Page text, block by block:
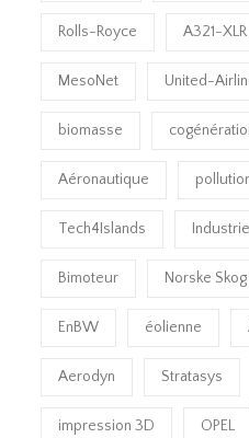
Rolls-Royce A321-XLR
MesoNet United-
biomasse
Aéronautique
Tech4Islands
Bimoteur Norske Skog
EnBW éolienne
Aerodyn Stratasys
impression 3D OPEL